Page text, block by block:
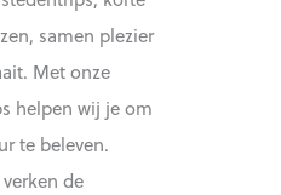
samen plezier
Met onze
helpen wij je om
te beleven.
de